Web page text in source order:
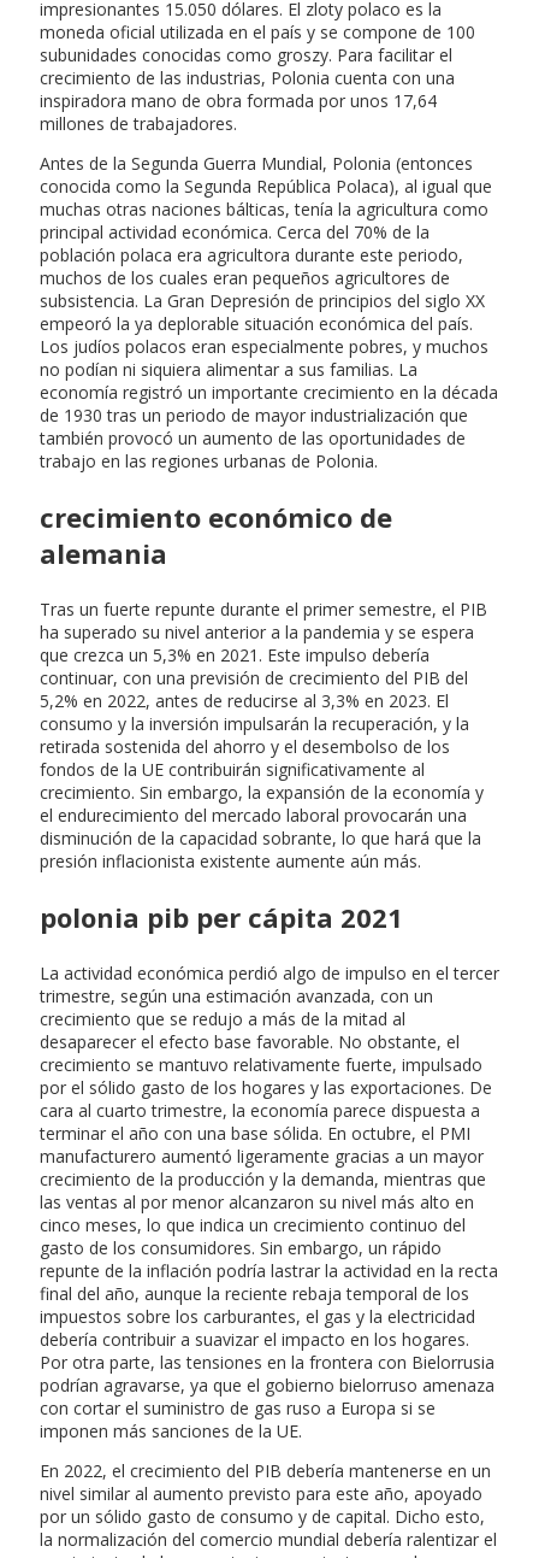
impresionantes 15.050 dólares. El zloty polaco es la
moneda oficial utilizada en el país y se compone de 100
subunidades conocidas como groszy. Para facilitar el
crecimiento de las industrias, Polonia cuenta con una
inspiradora mano de obra formada por unos 17,64
millones de trabajadores.
Antes de la Segunda Guerra Mundial, Polonia (entonces
conocida como la Segunda República Polaca), al igual que
muchas otras naciones bálticas, tenía la agricultura como
principal actividad económica. Cerca del 70% de la
población polaca era agricultora durante este periodo,
muchos de los cuales eran pequeños agricultores de
subsistencia. La Gran Depresión de principios del siglo XX
empeoró la ya deplorable situación económica del país.
Los judíos polacos eran especialmente pobres, y muchos
no podían ni siquiera alimentar a sus familias. La
economía registró un importante crecimiento en la década
de 1930 tras un periodo de mayor industrialización que
también provocó un aumento de las oportunidades de
trabajo en las regiones urbanas de Polonia.
crecimiento económico de
alemania
Tras un fuerte repunte durante el primer semestre, el PIB
ha superado su nivel anterior a la pandemia y se espera
que crezca un 5,3% en 2021. Este impulso debería
continuar, con una previsión de crecimiento del PIB del
5,2% en 2022, antes de reducirse al 3,3% en 2023. El
consumo y la inversión impulsarán la recuperación, y la
retirada sostenida del ahorro y el desembolso de los
fondos de la UE contribuirán significativamente al
crecimiento. Sin embargo, la expansión de la economía y
el endurecimiento del mercado laboral provocarán una
disminución de la capacidad sobrante, lo que hará que la
presión inflacionista existente aumente aún más.
polonia pib per cápita 2021
La actividad económica perdió algo de impulso en el tercer
trimestre, según una estimación avanzada, con un
crecimiento que se redujo a más de la mitad al
desaparecer el efecto base favorable. No obstante, el
crecimiento se mantuvo relativamente fuerte, impulsado
por el sólido gasto de los hogares y las exportaciones. De
cara al cuarto trimestre, la economía parece dispuesta a
terminar el año con una base sólida. En octubre, el PMI
manufacturero aumentó ligeramente gracias a un mayor
crecimiento de la producción y la demanda, mientras que
las ventas al por menor alcanzaron su nivel más alto en
cinco meses, lo que indica un crecimiento continuo del
gasto de los consumidores. Sin embargo, un rápido
repunte de la inflación podría lastrar la actividad en la recta
final del año, aunque la reciente rebaja temporal de los
impuestos sobre los carburantes, el gas y la electricidad
debería contribuir a suavizar el impacto en los hogares.
Por otra parte, las tensiones en la frontera con Bielorrusia
podrían agravarse, ya que el gobierno bielorruso amenaza
con cortar el suministro de gas ruso a Europa si se
imponen más sanciones de la UE.
En 2022, el crecimiento del PIB debería mantenerse en un
nivel similar al aumento previsto para este año, apoyado
por un sólido gasto de consumo y de capital. Dicho esto,
la normalización del comercio mundial debería ralentizar el